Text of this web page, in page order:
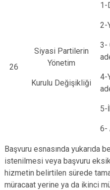
26
Siyasi Partilerin
Yönetim
Kurulu Değişikliği
1-
2-
3-
4-
5-
6-
Başvuru esnasında yukarıda
istenilmesi veya başvuru
hizmetin belirtilen sürede
müracaat yerine ya da ikinci